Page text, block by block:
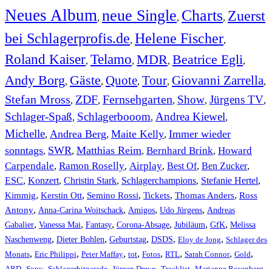
Neues Album, neue Single, Charts, Zuerst
bei Schlagerprofis.de, Helene Fischer,
Roland Kaiser, Telamo, MDR, Beatrice Egli,
Andy Borg, Gäste, Quote, Tour, Giovanni Zarrella,
Stefan Mross, ZDF, Fernsehgarten, Show, Jürgens TV,
Schlager-Spaß, Schlagerbooom, Andrea Kiewel,
Michelle, Andrea Berg, Maite Kelly, Immer wieder
sonntags, SWR, Matthias Reim, Bernhard Brink, Howard
Carpendale, Ramon Roselly, Airplay, Best Of, Ben Zucker,
ESC, Konzert, Christin Stark, Schlagerchampions, Stefanie Hertel,
Kimmig, Kerstin Ott, Semino Rossi, Tickets, Thomas Anders, Ross
Antony, Anna-Carina Woitschack, Amigos, Udo Jürgens, Andreas
Gabalier, Vanessa Mai, Fantasy, Corona-Absage, Jubiläum, GfK, Melissa
Naschenweng, Dieter Bohlen, Geburtstag, DSDS, Eloy de Jong, Schlager des
Monats, Eric Philippi, Peter Maffay, tot, Fotos, RTL, Sarah Connor, Gold,